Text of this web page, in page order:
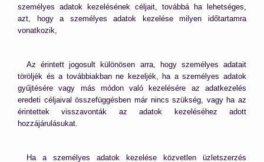
személyes adatok kezelésének céljait, továbbá ha lehetséges,
azt, hogy a személyes adatok kezelése milyen időtartamra
vonatkozik,
Az érintett jogosult különösen arra, hogy személyes adatait
töröljék és a továbbiakban ne kezeljék, ha a személyes adatok
gyűjtésére vagy más módon való kezelésére az adatkezelés
eredeti céljaival összefüggésben már nincs szükség, vagy ha az
érintettek visszavonták az adatok kezeléséhez adott
hozzájárulásukat.
Ha a személyes adatok kezelése közvetlen üzletszerzés